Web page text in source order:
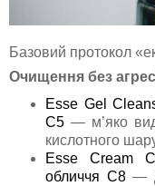
Базовий протокол
Очищення без
Esse Gel
C5 — м’яко
кислотного
Esse Cream
обличчя C8—